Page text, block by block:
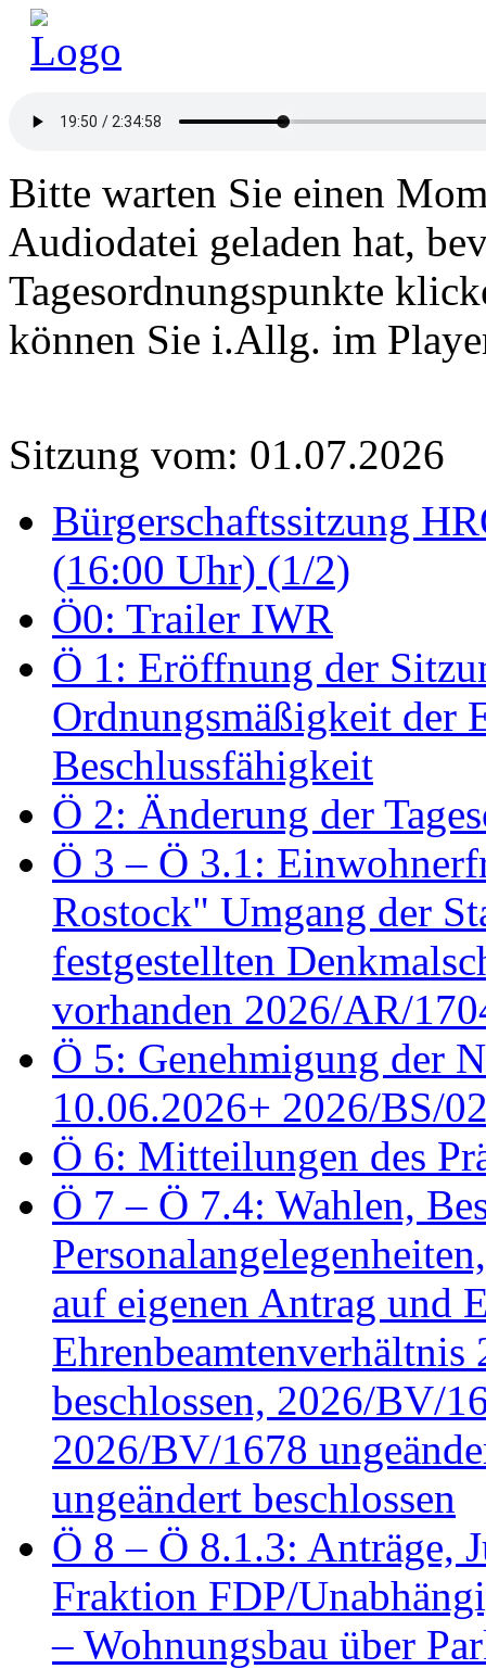
Bitte warten Sie einen
Audiodatei geladen hat,
Tagesordnungspunkte
können Sie i.Allg. im
Sitzung vom: 01.07.2026
Bürgerschaftssitzung
(16:00 Uhr) (1/2)
Ö0: Trailer IWR
Ö 1: Eröffnung der
Ordnungsmäßigkeit der
Beschlussfähigkeit
Ö 2: Änderung der
Ö 3 – Ö 3.1:
Rostock" Umgang der
festgestellten
vorhanden 2026/AR/
Ö 5: Genehmigung der
10.06.2026+ 2026/BS/
Ö 6: Mitteilungen des
Ö 7 – Ö 7.4: Wahlen,
auf eigenen Antrag und
beschlossen, 2026/BV/
2026/BV/1678
ungeändert beschlossen
Ö 8 – Ö 8.1.3: Anträge,
Fraktion FDP/
– Wohnungsbau über